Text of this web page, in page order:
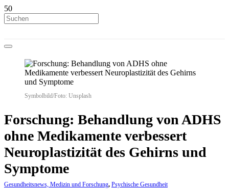
Symbolbild/Foto: Unsplash
Forschung: Behandlung von ADHS
ohne Medikamente verbessert
Neuroplastizität des Gehirns und
Symptome
Gesundheitsnews, Medizin und Forschung, Psychische Gesundheit